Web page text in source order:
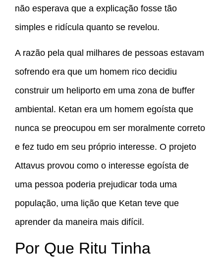
não esperava que a explicação fosse tão
simples e ridícula quanto se revelou.
A razão pela qual milhares de pessoas estavam
sofrendo era que um homem rico decidiu
construir um heliporto em uma zona de buffer
ambiental. Ketan era um homem egoísta que
nunca se preocupou em ser moralmente correto
e fez tudo em seu próprio interesse. O projeto
Attavus provou como o interesse egoísta de
uma pessoa poderia prejudicar toda uma
população, uma lição que Ketan teve que
aprender da maneira mais difícil.
Por Que Ritu Tinha